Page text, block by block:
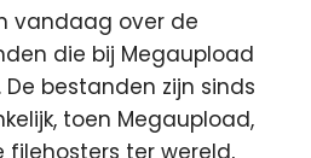
vandaag over de
die bij Megaupload
bestanden zijn sinds
toen Megaupload,
ter wereld,